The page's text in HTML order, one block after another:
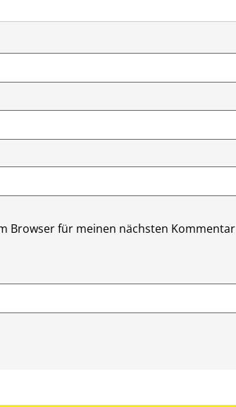
Browser für meinen nächsten Kommentar